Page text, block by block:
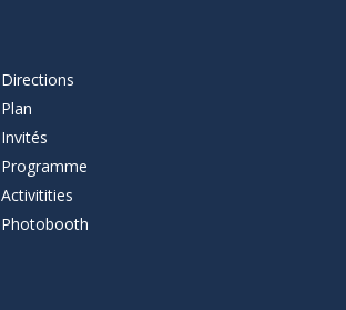
Directions
Plan
Invités
Programme
Activitities
Photobooth